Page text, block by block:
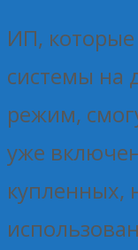
ИП,
системы на
режим,
уже
купленных,